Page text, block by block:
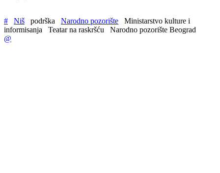
# Niš podrška Narodno pozorište
Ministarstvo kulture i
informisanja
Teatar na raskršću
Narodno pozorište Beograd
@